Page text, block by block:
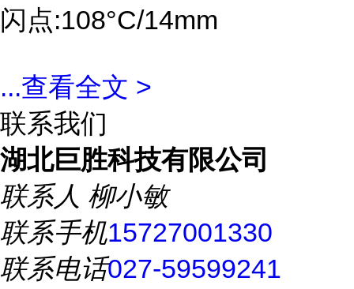
闪点:108°C/14mm
...查看全文 >
联系我们
湖北巨胜科技有限公司
联系人 柳小敏
联系手机15727001330
联系电话027-59599241